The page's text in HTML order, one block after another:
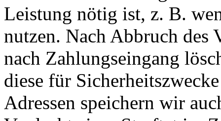
Leistung nötig ist, z. B.
nutzen. Nach Abbruch des
nach Zahlungseingang
diese für
Adressen speichern wir